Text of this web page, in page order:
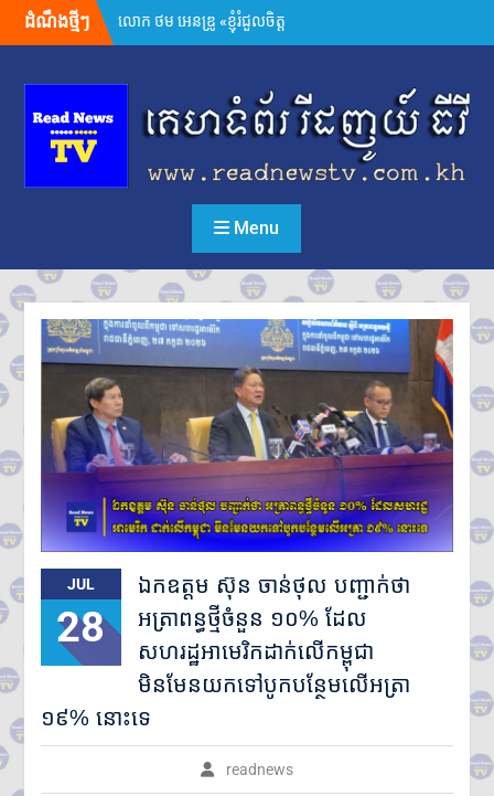
ដំណឹងថ្មីៗ
អ្នកនាំពាក្យក្រសួងព័ត៌មាន៖
គេហទំព័រមន្ទីរព័ត៌មានរាជធានី-ខេត្ត
ដ៏សំខាន់
សម្តេចមហាបវរធិបតី ហ៊ុន
ម៉ាណែត ដាក់ចេញដំណោះស្រាយ
៨ចំណុច ពន្លឿនបញ្ហាជាប់គាំងនៃ
ការចេញបណ្ណសម្គាល់កម្មសិទ្ធិដីធ្លី
រដ្ឋមន្រ្តីក្រសួងមហាផ្ទៃ អំពាវនាវ
អង្គការ សមាគម ដៃគូអភិវឌ្ឍន៍ បន្ត
ចូលរួមលើកកម្ពស់អភិវឌ្ឍន៍ជាតិ
ឯកឧត្តម ស៊ុន ចាន់ថុល បញ្ជាក់ថា
អត្រាពន្ធថ្មីចំនួន ១០% ដែល
សហរដ្ឋអាមេរិកដាក់លើកម្ពុជា
មិនមែនយកទៅបូកបន្ថែមលើអត្រា
១៩% នោះទេ
លោក ហ្សេលេនស្គី អះអាងថា រុស្ស៊ី
គ្រោងនាំទាហានកូរ៉េខាងជើង
៣០,០០០នាក់បន្ថែម មកចូលរួម
ក្នុងសង្គ្រាម
ក្នុងរយៈពេល១ឆ្នាំ សំណុំរឿងឆបោក
តាមប្រព័ន្ធច្ចេកវិទ្យា២៦៨ករណីត្រូវ
បញ្ជូនទៅតុលាការ និងពាក់ព័ន្ធមុខ
សញ្ញាសង្ស័យជិត ៣ពាន់នាក់
២៤ កក្កដា ២០២៦៖ ខួប ១ ឆ្នាំ នៃ
ការចងចាំអំពីការចាប់ផ្តើមជម្លោះ
ប្រដាប់អាវុធ និងការប្តេជ្ញាចិត្តរក្សា
សន្តិភាព
កម្ពុជា និង FBI ប្តេជ្ញាបន្តពង្រឹង
កិច្ចសហប្រតិបត្តិការសន្តិសុខ
ក្រសួងអប់រំ យុវជន និងកីឡា
សញ្ញាបត្រមធ្យមសិក្សាទុតិយភូមិ
Menu
JUL
28
ឯកឧត្តម ស៊ុន ចាន់ថុល បញ្ជាក់ថា
អត្រាពន្ធថ្មីចំនួន ១០% ដែល
សហរដ្ឋអាមេរិកដាក់លើកម្ពុជា
មិនមែនយកទៅបូកបន្ថែមលើអត្រា
១៩% នោះទេ
readnews